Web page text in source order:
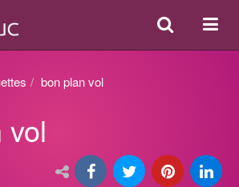
ou
Search
bon plan vol
vol